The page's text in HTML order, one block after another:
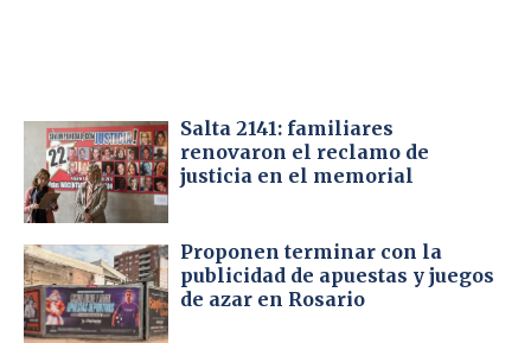
Salta 2141: familiares
renovaron el reclamo de
justicia en el memorial
Proponen terminar con la
publicidad de apuestas y juegos
de azar en Rosario